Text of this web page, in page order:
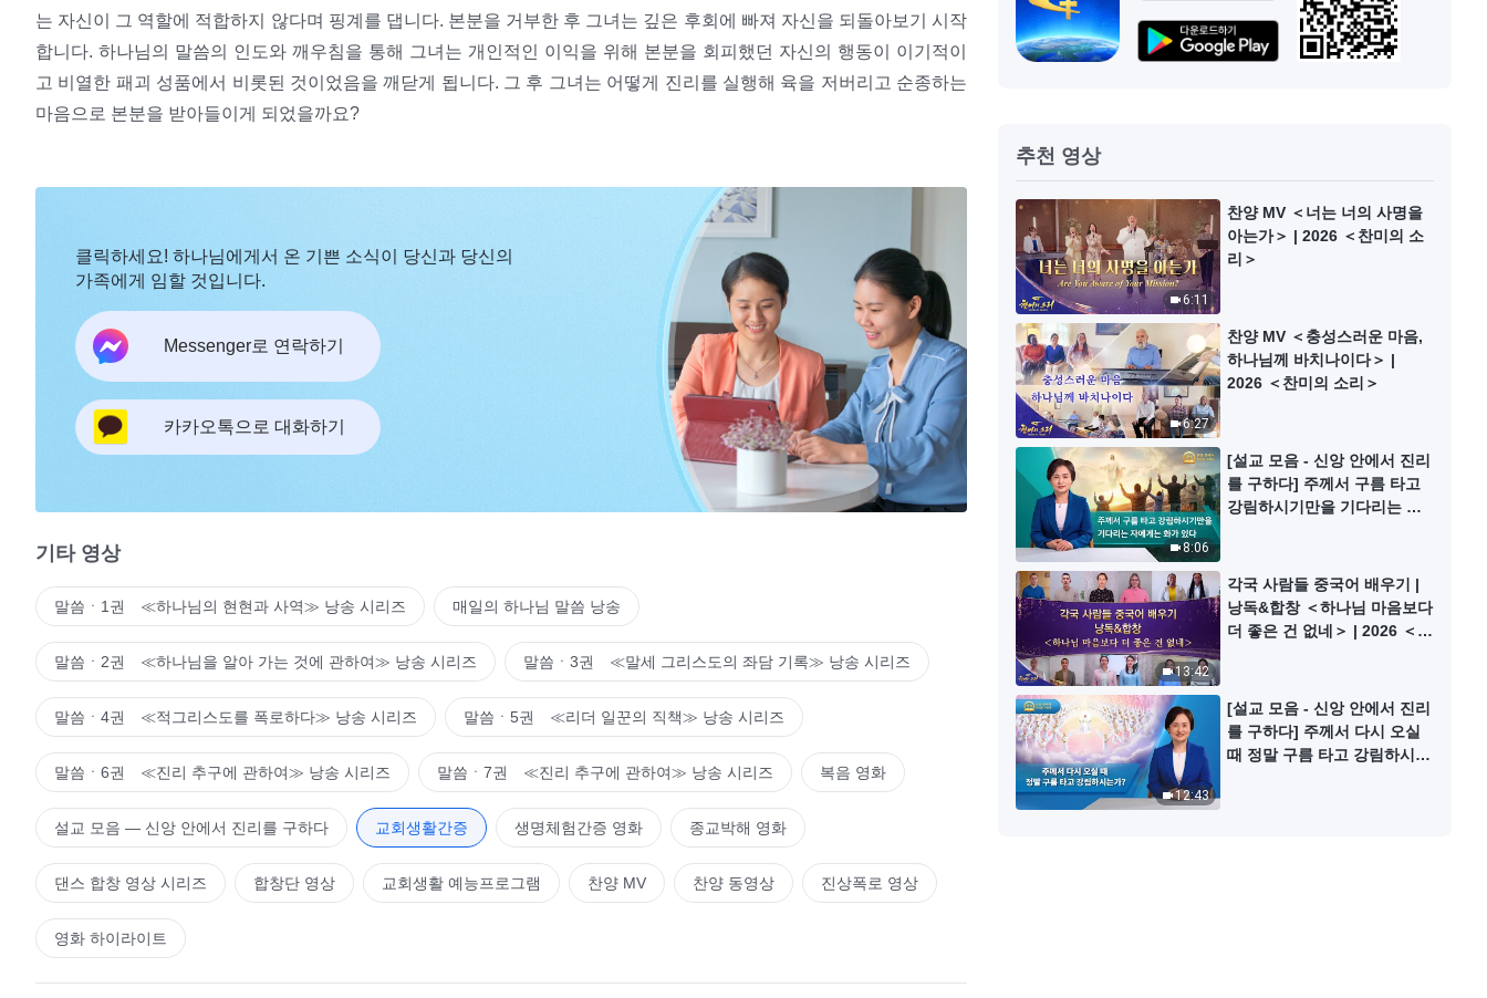
마침내 열등감의 그늘에서 벗어나
다 | 그리스도인의 체험 간증 592회
50:02
질투심을 해결한 방법 | 그리스도인
의 체험 간증 427회
34:37
본분을 이행할 때 올바른 마음가짐
은 너무나 중요하다 | 그리스도인의
체험 간증 589회
42:41
실수를 감춘 뒤의 반성 | 그리스도
인의 체험 간증 588회
39:14
사람은 무엇을 추구하며 살아야 하
는가 | 그리스도인의 체험 간증 587
회
는 자신이 그 역할에 적합하지 않다며 핑계를 댑니다. 본분을 거부한 후 그녀는 깊은 후회에 빠져 자신을 되돌아보기 시작
합니다. 하나님의 말씀의 인도와 깨우침을 통해 그녀는 개인적인 이익을 위해 본분을 회피했던 자신의 행동이 이기적이
고 비열한 패괴 성품에서 비롯된 것이었음을 깨닫게 됩니다. 그 후 그녀는 어떻게 진리를 실행해 육을 저버리고 순종하는
마음으로 본분을 받아들이게 되었을까요?
클릭하세요! 하나님에게서 온 기쁜 소식이 당신과 당신의
가족에게 임할 것입니다.
Messenger로 연락하기
카카오톡으로 대화하기
기타 영상
말씀ㆍ1권 ≪하나님의 현현과 사역≫ 낭송 시리즈 매일의 하나님 말씀 낭송
말씀ㆍ2권 ≪하나님을 알아 가는 것에 관하여≫ 낭송 시리즈 말씀ㆍ3권 ≪말세 그리스도의 좌담 기록≫ 낭송 시리즈
말씀ㆍ4권 ≪적그리스도를 폭로하다≫ 낭송 시리즈 말씀ㆍ5권 ≪리더 일꾼의 직책≫ 낭송 시리즈
말씀ㆍ6권 ≪진리 추구에 관하여≫ 낭송 시리즈 말씀ㆍ7권 ≪진리 추구에 관하여≫ 낭송 시리즈 복음 영화
설교 모음 ― 신앙 안에서 진리를 구하다 교회생활간증 생명체험간증 영화 종교박해 영화
댄스 합창 영상 시리즈 합창단 영상 교회생활 예능프로그램 찬양 MV 찬양 동영상 진상폭로 영상
영화 하이라이트
추천 영상
6:11
찬양 MV ＜너는 너의 사명을
아는가＞ | 2026 ＜찬미의 소
리＞
6:27
찬양 MV ＜충성스러운 마음,
하나님께 바치나이다＞ |
2026 ＜찬미의 소리＞
8:06
[설교 모음 - 신앙 안에서 진리
를 구하다] 주께서 구름 타고
강림하시기만을 기다리는 자
13:42
각국 사람들 중국어 배우기 |
낭독&합창 ＜하나님 마음보다
더 좋은 건 없네＞ | 2026 ＜찬
12:43
[설교 모음 - 신앙 안에서 진리
를 구하다] 주께서 다시 오실
때 정말 구름 타고 강림하시는